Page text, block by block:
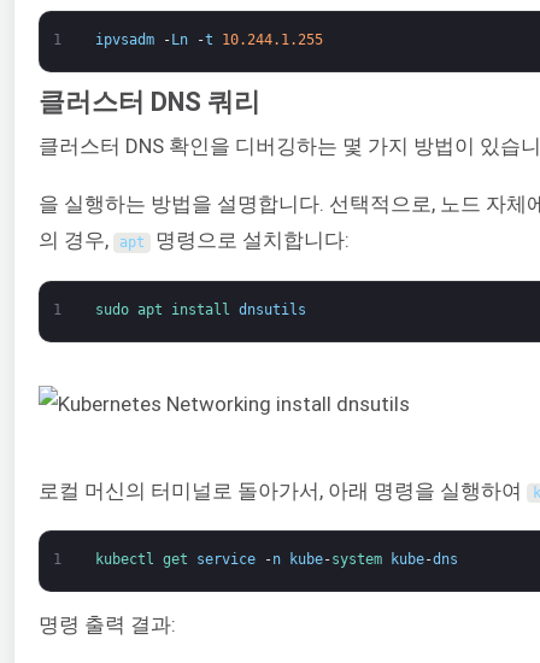
1 ipvsadm -Ln -t 10.244.1.255
클러스터 DNS 쿼리
클러스터 DNS 확인을 디버깅하는 몇 가지 방법이 있습
을 실행하는 방법을 설명합니다. 선택적으로, 노드 자체
의 경우,
apt 명령으로 설치합니다:
1 sudo apt install dnsutils
로컬 머신의 터미널로 돌아가서, 아래 명령을 실행하여
1 kubectl get service -n kube-system kube-dns
명령 출력 결과: